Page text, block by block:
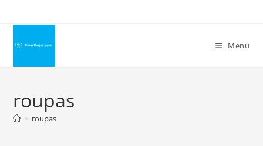
conteúdo
Menu
roupas
> roupas